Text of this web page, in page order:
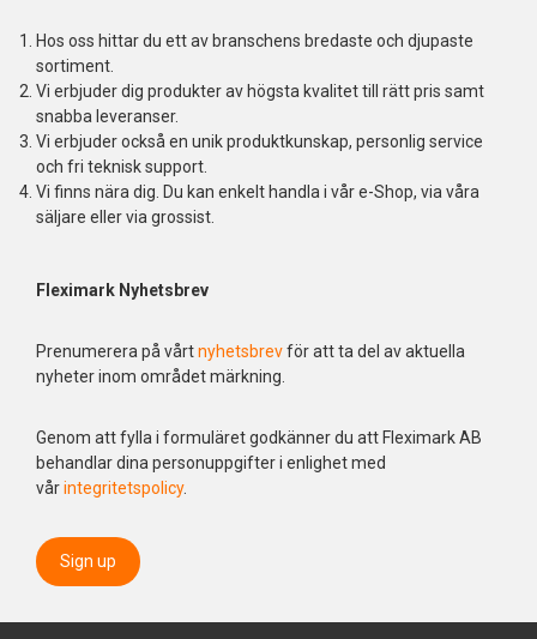
Hos oss hittar du ett av branschens bredaste och djupaste
sortiment.
Vi erbjuder dig produkter av högsta kvalitet till rätt pris samt
snabba leveranser.
Vi erbjuder också en unik produktkunskap, personlig service
och fri teknisk support.
Vi finns nära dig. Du kan enkelt handla i vår e-Shop, via våra
säljare eller via grossist.
Fleximark Nyhetsbrev
Prenumerera på vårtnyhetsbrevför att ta del av aktuella
nyheter inom området märkning.
Genom att fylla i formuläret godkänner du att Fleximark AB
behandlar dina personuppgifter i enlighet med
vårintegritetspolicy.
Sign up